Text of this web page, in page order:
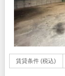
賃貸条件 (税込)